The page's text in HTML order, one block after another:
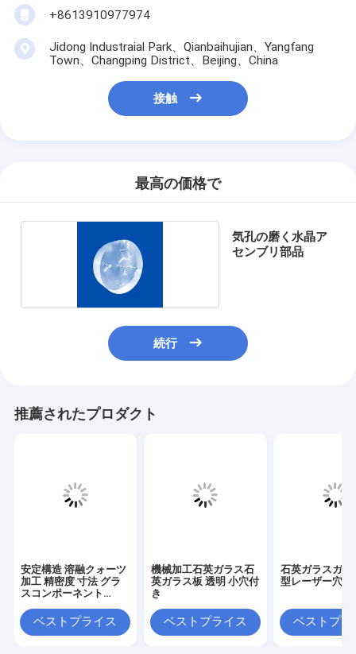
+8613910977974
Jidong Industraial Park、Qianbaihujian、Yangfang
Town、Changping District、Beijing、China
接触
最高の価格で
気孔の磨く水晶ア
センブリ部品
続行
推薦されたプロダクト
安定構造 溶融クォーツ
加工 精密度 寸法 グラ
スコンポーネント
ベストプライス
機械加工石英ガラス石
英ガラス板 透明 小穴付
き
ベストプライス
石英ガラスガラ
型レーザー穴あ
ベストプラ